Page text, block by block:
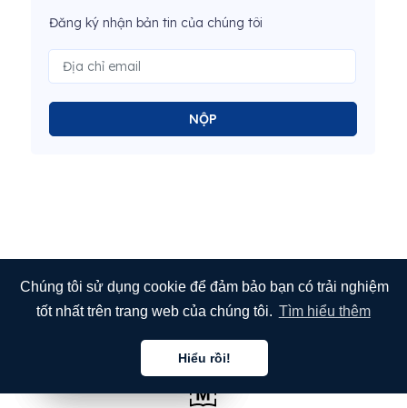
Chúng tôi sử dụng cookie để đảm bảo bạn có trải nghiệm
tốt nhất trên trang web của chúng tôi. Tìm hiểu thêm
Hiểu rồi!
Đăng ký nhận bản tin của chúng tôi
NỘP
Tiếng việt
Tiếng việt
Tiếng việt